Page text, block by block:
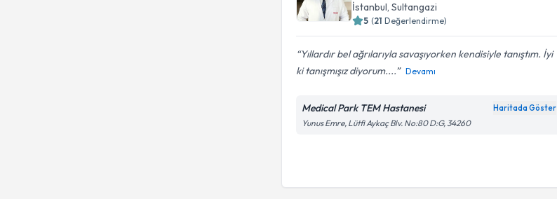
İstanbul, Sultangazi
5 (21 Değerlendirme)
Yıllardır bel ağrılarıyla savaşıyorken kendisiyle tanıştım. İyi
ki tanışmışız diyorum....
Devamı
Medical Park TEM Hastanesi Haritada Göster
Yunus Emre, Lütfi Aykaç Blv. No:80 D:G, 34260